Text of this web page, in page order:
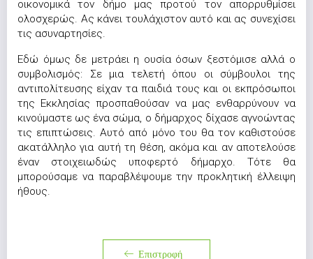
οικονομικά τον δήμο μας προτού τον απορρυθμίσει
ολοσχερώς. Ας κάνει τουλάχιστον αυτό και ας συνεχίσει
τις ασυναρτησίες.
Εδώ όμως δε μετράει η ουσία όσων ξεστόμισε αλλά ο
συμβολισμός: Σε μια τελετή όπου οι σύμβουλοι της
αντιπολίτευσης είχαν τα παιδιά τους και οι εκπρόσωποι
της Εκκλησίας προσπαθούσαν να μας ενθαρρύνουν να
κινούμαστε ως ένα σώμα, ο δήμαρχος δίχασε αγνοώντας
τις επιπτώσεις. Αυτό από μόνο του θα τον καθιστούσε
ακατάλληλο για αυτή τη θέση, ακόμα και αν αποτελούσε
έναν στοιχειωδώς υποφερτό δήμαρχο. Τότε θα
μπορούσαμε να παραβλέψουμε την προκλητική έλλειψη
ήθους.
Επιστροφή